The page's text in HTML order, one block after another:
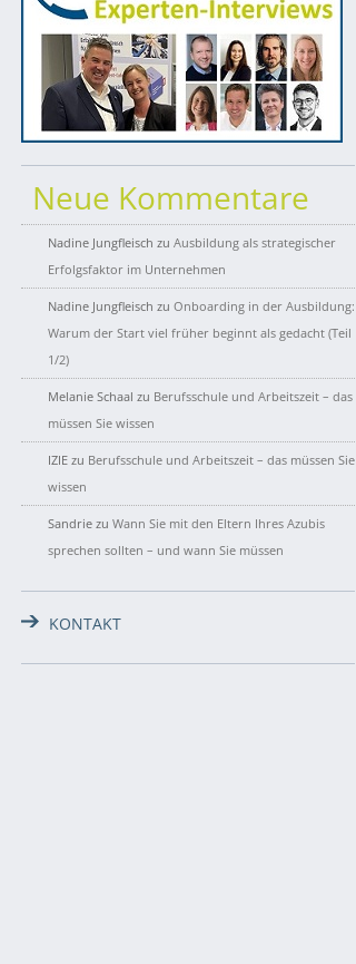
Neue Kommentare
Nadine Jungfleisch zu Ausbildung als strategischer
Erfolgsfaktor im Unternehmen
Nadine Jungfleisch zu Onboarding in der Ausbildung:
Warum der Start viel früher beginnt als gedacht (Teil
1/2)
Melanie Schaal zu Berufsschule und Arbeitszeit – das
müssen Sie wissen
IZIE zu Berufsschule und Arbeitszeit – das müssen Sie
wissen
Sandrie zu Wann Sie mit den Eltern Ihres Azubis
sprechen sollten – und wann Sie müssen
KONTAKT